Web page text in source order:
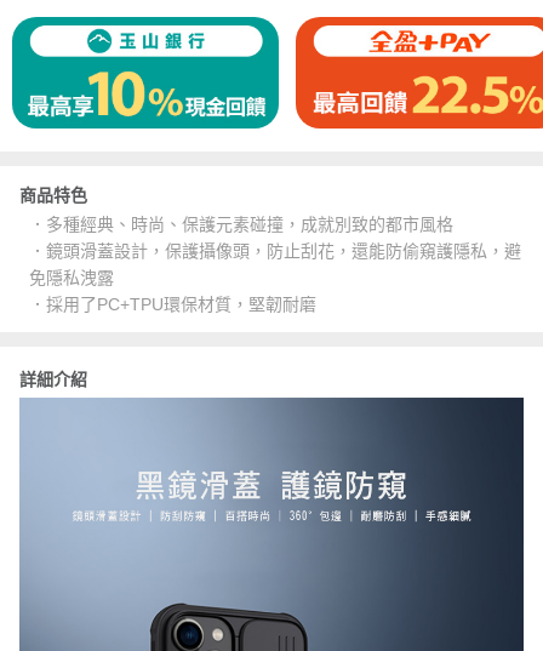
商品特色
．多種經典、時尚、保護元素碰撞，成就別致的都市風格
．鏡頭滑蓋設計，保護攝像頭，防止刮花，還能防偷窺護隱私，避
免隱私洩露
．採用了PC+TPU環保材質，堅韌耐磨
詳細介紹